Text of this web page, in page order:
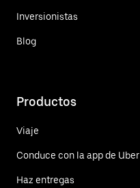
Inversionistas
Blog
Productos
Viaje
Conduce con la app de Uber
Haz entregas